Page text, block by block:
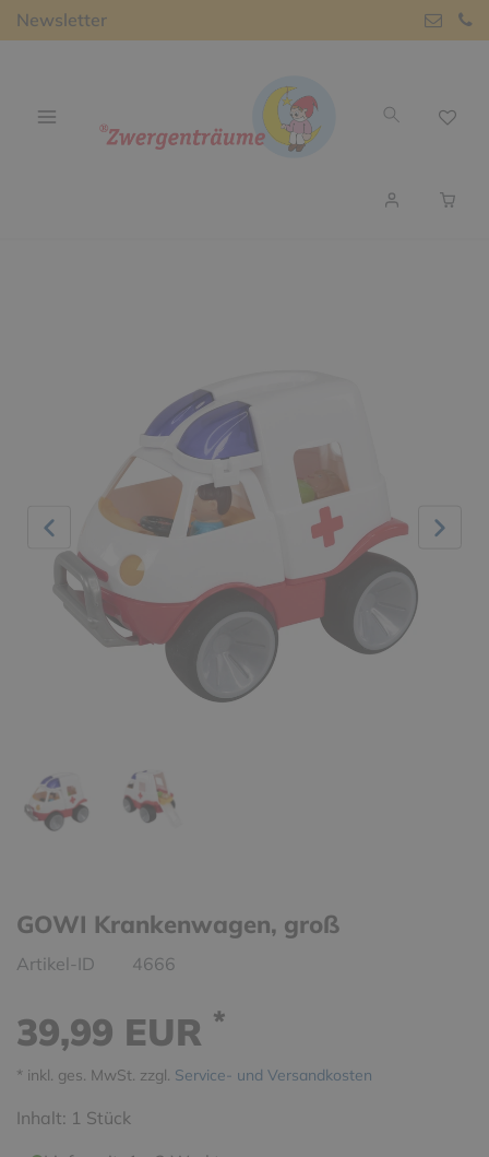
Newsletter
GOWI Krankenwagen, groß
Artikel-ID 4666
39,99 EUR *
* inkl. ges. MwSt. zzgl. Service- und Versandkosten
Inhalt: 1 Stück